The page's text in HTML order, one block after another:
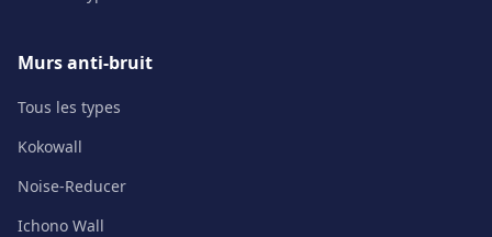
Murs anti-bruit
Tous les types
Kokowall
Noise-Reducer
Ichono Wall